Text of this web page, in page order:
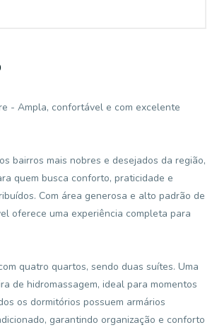
- Ampla, confortável e com excelente
bairros mais nobres e desejados da região,
quem busca conforto, praticidade e
Com área generosa e alto padrão de
oferece uma experiência completa para
quatro quartos, sendo duas suítes. Uma
de hidromassagem, ideal para momentos
os dormitórios possuem armários
garantindo organização e conforto